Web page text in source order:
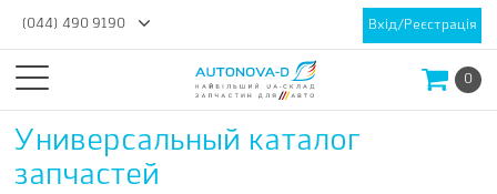
(044) 490 9190 Вхід/Реєстрація
0
Универсальный каталог
запчастей